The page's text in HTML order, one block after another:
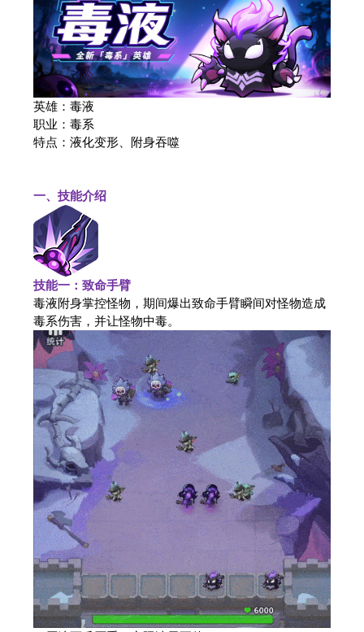
英雄：毒液
职业：毒系
特点：液化变形、附身吞噬
一、技能介绍
技能一：致命手臂
毒液附身掌控怪物，期间爆出致命手臂瞬间对怪物造成
毒系伤害，并让怪物中毒。